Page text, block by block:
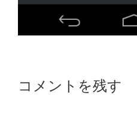
Reader
コメントを残す